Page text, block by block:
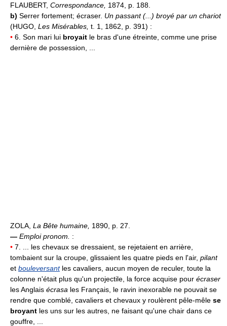
FLAUBERT, Correspondance, 1874, p. 188.
b) Serrer fortement; écraser. Un passant (...) broyé par un chariot
(HUGO, Les Misérables, t. 1, 1862, p. 391) :
• 6. Son mari lui broyait le bras d'une étreinte, comme une prise
dernière de possession, ...
ZOLA, La Bête humaine, 1890, p. 27.
— Emploi pronom.
:
• 7. ... les chevaux se dressaient, se rejetaient en arrière,
tombaient sur la croupe, glissaient les quatre pieds en l'air, pilant
et bouleversantles cavaliers, aucun moyen de reculer, toute la
colonne n'était plus qu'un projectile, la force acquise pour écraser
les Anglais écrasa les Français, le ravin inexorable ne pouvait se
rendre que comblé, cavaliers et chevaux y roulèrent pêle-mêle se
broyant les uns sur les autres, ne faisant qu'une chair dans ce
gouffre, ...